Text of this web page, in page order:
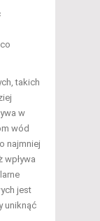
takich
w
wód
najmniej
wpływa
jest
uniknąć